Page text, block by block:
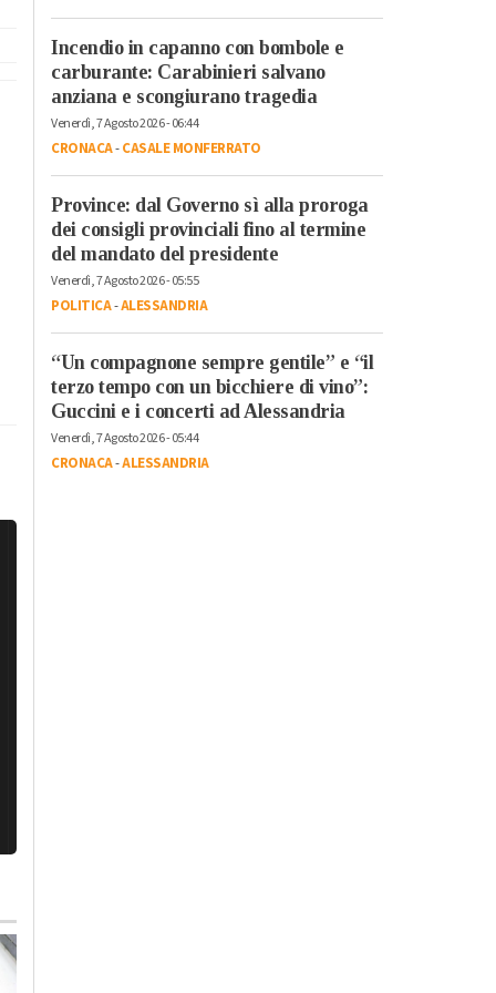
Incendio in capanno con bombole e
carburante: Carabinieri salvano
anziana e scongiurano tragedia
Venerdì, 7 Agosto 2026 - 06:44
CRONACA-CASALE MONFERRATO
Province: dal Governo sì alla proroga
dei consigli provinciali fino al termine
del mandato del presidente
Venerdì, 7 Agosto 2026 - 05:55
POLITICA-ALESSANDRIA
“Un compagnone sempre gentile” e “il
terzo tempo con un bicchiere di vino”:
Guccini e i concerti ad Alessandria
Venerdì, 7 Agosto 2026 - 05:44
CRONACA-ALESSANDRIA